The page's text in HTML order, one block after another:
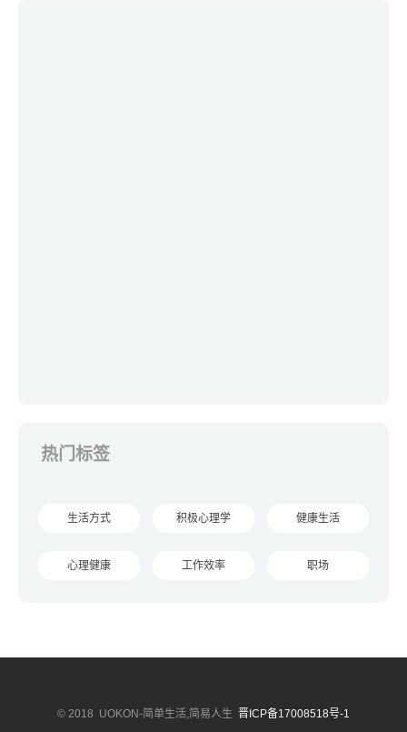
热门标签
生活方式 积极心理学 健康生活
心理健康 工作效率 职场
© 2018 UOKON-简单生活,简易人生 晋ICP备17008518号-1